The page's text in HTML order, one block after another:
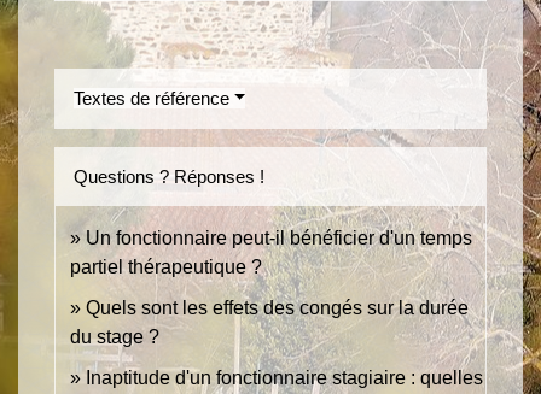
Textes de référence
Questions ? Réponses !
Un fonctionnaire peut-il bénéficier d'un temps
partiel thérapeutique ?
Quels sont les effets des congés sur la durée
du stage ?
Inaptitude d'un fonctionnaire stagiaire : quelles